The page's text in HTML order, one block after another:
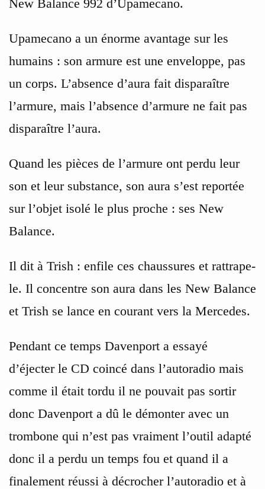
New Balance 992 d’Upamecano.
Upamecano a un énorme avantage sur les
humains : son armure est une enveloppe, pas
un corps. L’absence d’aura fait disparaître
l’armure, mais l’absence d’armure ne fait pas
disparaître l’aura.
Quand les pièces de l’armure ont perdu leur
son et leur substance, son aura s’est reportée
sur l’objet isolé le plus proche : ses New
Balance.
Il dit à Trish : enfile ces chaussures et rattrape-
le. Il concentre son aura dans les New Balance
et Trish se lance en courant vers la Mercedes.
Pendant ce temps Davenport a essayé
d’éjecter le CD coincé dans l’autoradio mais
comme il était tordu il ne pouvait pas sortir
donc Davenport a dû le démonter avec un
trombone qui n’est pas vraiment l’outil adapté
donc il a perdu un temps fou et quand il a
finalement réussi à décrocher l’autoradio et à